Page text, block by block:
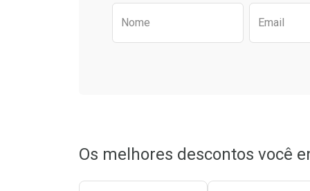
Ativar Desconto
Preencha o formulário
Nome Email
Os melhores descontos você